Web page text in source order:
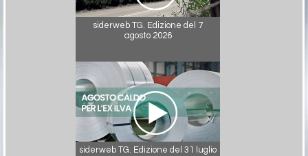
siderweb TG. Edizione del 7
agosto 2026
siderweb TG. Edizione del 31 luglio